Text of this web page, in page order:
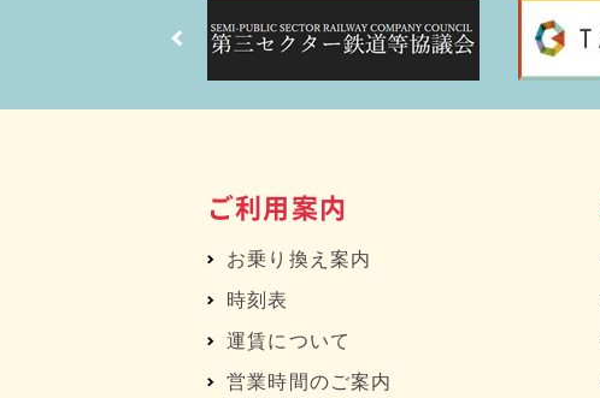
ご利用案内
お乗り換え案内
時刻表
運賃について
営業時間のご案内